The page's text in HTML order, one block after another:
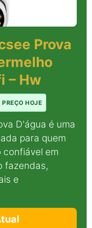
Prova
– Hw
PREÇO HOJE
D'água é uma
para quem
em
fazendas,
e